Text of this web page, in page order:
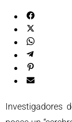
Investigadores